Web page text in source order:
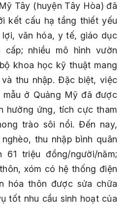
Tây (huyện Tây Hòa) đã
kết cấu hạ tầng thiết yếu
văn hóa, y tế, giáo dục
nhiều mô hình vườn
khoa học kỹ thuật mang
thu nhập. Đặc biệt, việc
ở Quảng Mỹ đã được
hưởng ứng, tích cực tham
trào sôi nổi. Đến nay,
thu nhập bình quân
triệu đồng/người/năm;
xóm có hệ thống điện
hóa thôn được sửa chữa
tốt nhu cầu sinh hoạt của